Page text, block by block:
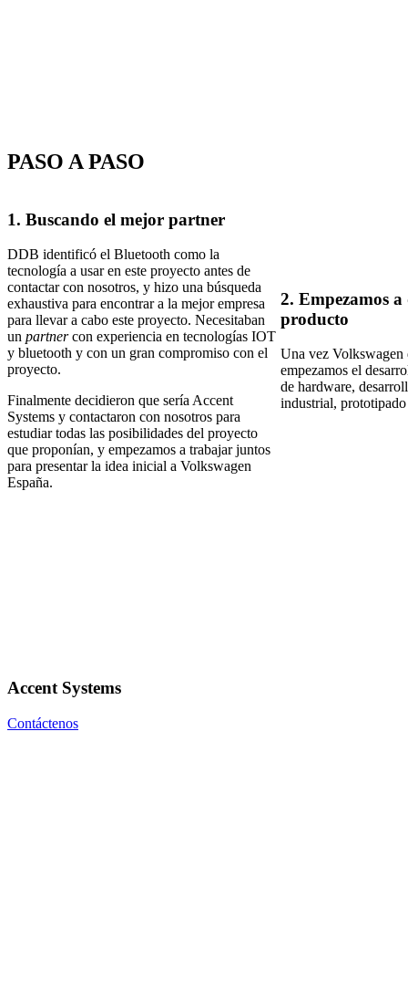
PASO A PASO
1. Buscando el mejor partner
DDB identificó el Bluetooth como la
tecnología a usar en este proyecto antes de
contactar con nosotros, y hizo una búsqueda
exhaustiva para encontrar a la mejor empresa
para llevar a cabo este proyecto. Necesitaban
un partnercon experiencia en tecnologías IOT
y bluetooth y con un gran compromiso con el
proyecto.
Finalmente decidieron que sería Accent
Systems y contactaron con nosotros para
estudiar todas las posibilidades del proyecto
que proponían, y empezamos a trabajar juntos
para presentar la idea inicial a Volkswagen
España.
2. Empezamos
producto
Una vez
empezamos el
de hardware,
industrial,
Accent Systems
Contáctenos